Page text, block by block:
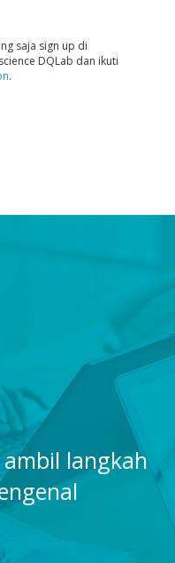
saja sign up di
DQLab dan ikuti
.
langkah